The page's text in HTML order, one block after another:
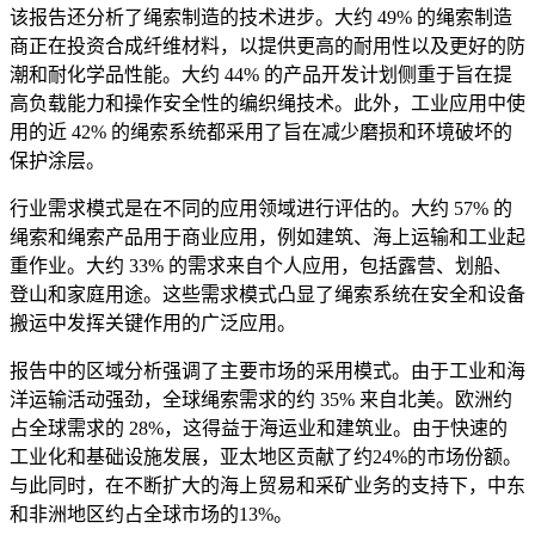
该报告还分析了绳索制造的技术进步。大约 49% 的绳索制造
商正在投资合成纤维材料，以提供更高的耐用性以及更好的防
潮和耐化学品性能。大约 44% 的产品开发计划侧重于旨在提
高负载能力和操作安全性的编织绳技术。此外，工业应用中使
用的近 42% 的绳索系统都采用了旨在减少磨损和环境破坏的
保护涂层。
行业需求模式是在不同的应用领域进行评估的。大约 57% 的
绳索和绳索产品用于商业应用，例如建筑、海上运输和工业起
重作业。大约 33% 的需求来自个人应用，包括露营、划船、
登山和家庭用途。这些需求模式凸显了绳索系统在安全和设备
搬运中发挥关键作用的广泛应用。
报告中的区域分析强调了主要市场的采用模式。由于工业和海
洋运输活动强劲，全球绳索需求的约 35% 来自北美。欧洲约
占全球需求的 28%，这得益于海运业和建筑业。由于快速的
工业化和基础设施发展，亚太地区贡献了约24%的市场份额。
与此同时，在不断扩大的海上贸易和采矿业务的支持下，中东
和非洲地区约占全球市场的13%。